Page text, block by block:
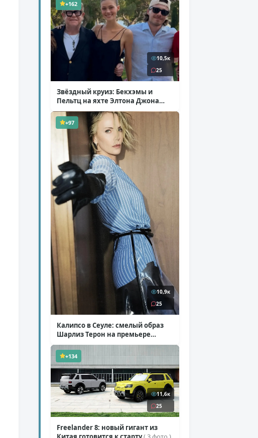
+162
10,5к
25
Звёздный круиз: Бекхэмы и
Пельтц на яхте Элтона Джона
( 12 фото )
+97
10,9к
25
Калипсо в Сеуле: смелый образ
Шарлиз Терон на премьере
«Одиссеи»( 6 фото )
+134
11,6к
25
Freelander 8: новый гигант из